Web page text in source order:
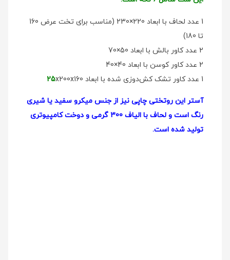
1 عدد لحاف با ابعاد 220×230 (مناسب برای تخت عرض 160
تا 180)
2 عدد کاور بالش با ابعاد 50×70
2 عدد کاور کوسن با ابعاد 40×40
1 عدد کاور تشک کش‌دوزی شده با ابعاد
25x200x160
آستر این روتختی چاپی نیز از جنس میکرو سفید یا شیری
رنگ است و لحاف با الیاف 300 گرمی و دوخت کامپیوتری
تولید شده است.